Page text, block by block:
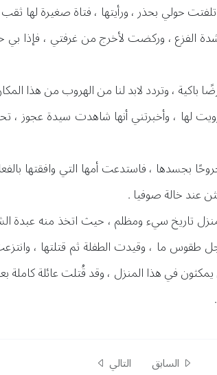
حولي بحذر ، ورأيتها ، فتاة صغيرة لها
الفزع ، وركضت لأخرج من غرفتي ، فإذا
باكية ، وتردد لابد لنا من الهروب من هذا
لها ، وأخبرتني أنها شاهدت سيدة عجوز
بجسدها ، فاستدعت أمها التي وافقتها
عند خالة صوفيا .
تاريخ سيء ومظلم ، حيث اتخذ منه عبدة
ما ، وقيدت الطفلة ثم قتلتها ،
في هذا المنزل ، وقد قُتلت عائلة كاملة
السابق التالي